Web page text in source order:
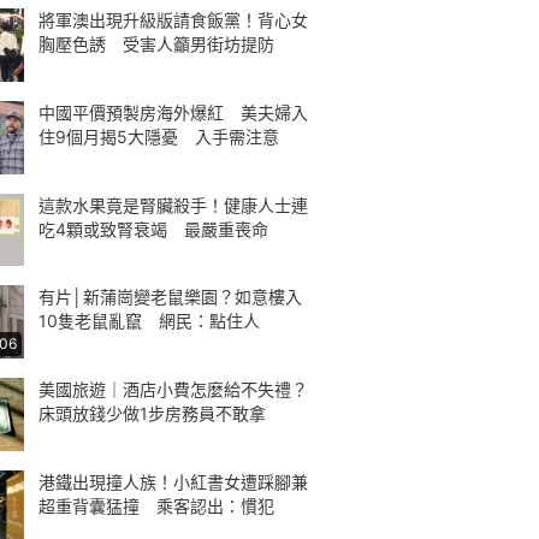
將軍澳出現升級版請食飯黨！背心女
胸壓色誘 受害人籲男街坊提防
中國平價預製房海外爆紅 美夫婦入
住9個月揭5大隱憂 入手需注意
這款水果竟是腎臟殺手！健康人士連
吃4顆或致腎衰竭 最嚴重喪命
有片│新蒲崗變老鼠樂園？如意樓入
10隻老鼠亂竄 網民：點住人
美國旅遊｜酒店小費怎麼給不失禮？
床頭放錢少做1步房務員不敢拿
港鐵出現撞人族！小紅書女遭踩腳兼
超重背囊猛撞 乘客認出：慣犯